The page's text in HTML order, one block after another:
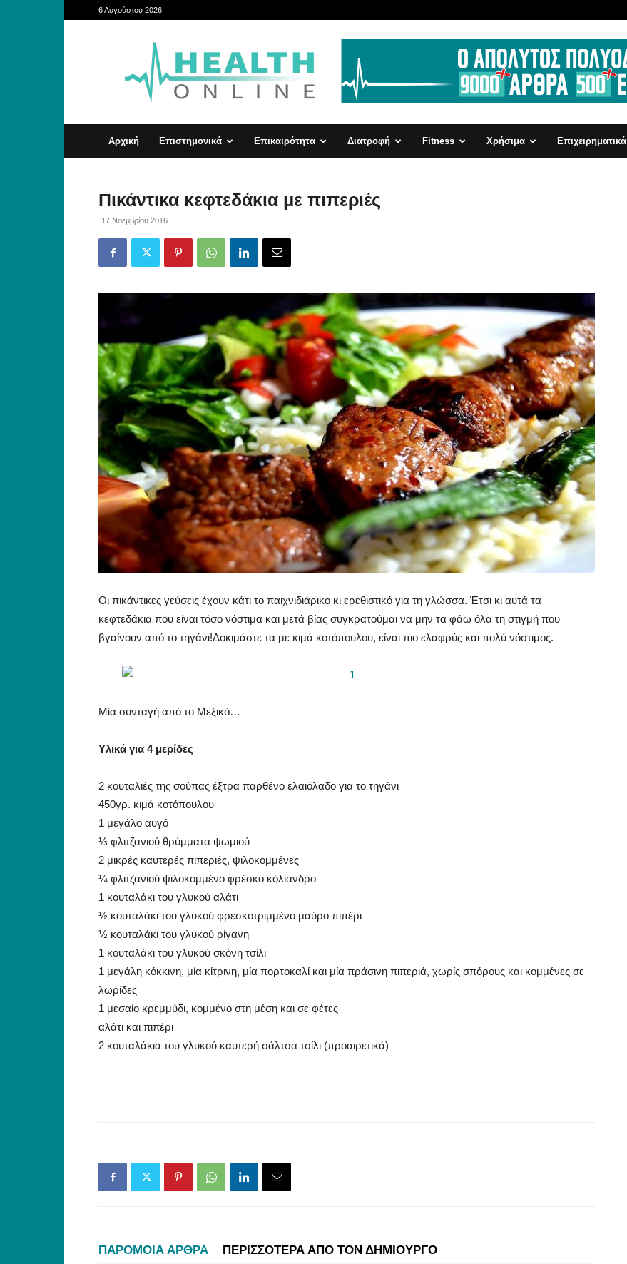
6 Αυγούστου 2026
HealthOnline
Αρχική Επιστημονικά Επικαιρότητα Διατροφή Fitness Χρήσιμα Επιχειρηματικά
Πικάντικα κεφτεδάκια με πιπεριές
17 Νοεμβρίου 2016
Οι πικάντικες γεύσεις έχουν κάτι το παιχνιδιάρικο κι ερεθιστικό για τη γλώσσα. Έτσι κι αυτά τα
κεφτεδάκια που είναι τόσο νόστιμα και μετά βίας συγκρατούμαι να μην τα φάω όλα τη στιγμή που
βγαίνουν από το τηγάνι!Δοκιμάστε τα με κιμά κοτόπουλου, είναι πιο ελαφρύς και πολύ νόστιμος.
Μία συνταγή από το Μεξικό…
Υλικά για 4 μερίδες
2 κουταλιές της σούπας έξτρα παρθένο ελαιόλαδο για το τηγάνι
450γρ. κιμά κοτόπουλου
1 μεγάλο αυγό
⅓ φλιτζανιού θρύμματα ψωμιού
2 μικρές καυτερές πιπεριές, ψιλοκομμένες
¼ φλιτζανιού ψιλοκομμένο φρέσκο κόλιανδρο
1 κουταλάκι του γλυκού αλάτι
½ κουταλάκι του γλυκού φρεσκοτριμμένο μαύρο πιπέρι
½ κουταλάκι του γλυκού ρίγανη
1 κουταλάκι του γλυκού σκόνη τσίλι
1 μεγάλη κόκκινη, μία κίτρινη, μία πορτοκαλί και μία πράσινη πιπεριά, χωρίς σπόρους και κομμένες σε
λωρίδες
1 μεσαίο κρεμμύδι, κομμένο στη μέση και σε φέτες
αλάτι και πιπέρι
2 κουταλάκια του γλυκού καυτερή σάλτσα τσίλι (προαιρετικά)
ΠΑΡΟΜΟΙΑ ΑΡΘΡΑ ΠΕΡΙΣΣΟΤΕΡΑ ΑΠΟ ΤΟΝ ΔΗΜΙΟΥΡΓΟ